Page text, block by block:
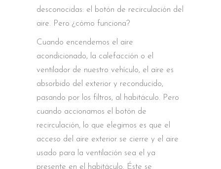
desconocidas: el botón de recirculación del
aire. Pero ¿cómo funciona?
Cuando encendemos el aire
acondicionado, la calefacción o el
ventilador de nuestro vehículo, el aire es
absorbido del exterior y reconducido,
pasando por los filtros, al habitáculo. Pero
cuando accionamos el botón de
recirculación, lo que elegimos es que el
acceso del aire exterior se cierre y el aire
usado para la ventilación sea el ya
presente en el habitáculo. Éste se